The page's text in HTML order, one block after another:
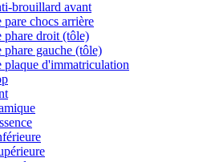
brouillard avant
pare chocs arrière
phare droit (tôle)
phare gauche (tôle)
plaque d'immatriculation